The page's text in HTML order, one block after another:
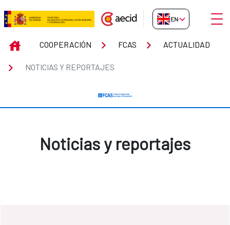
Skip to Main Content
Noticias y reportajes
EN-GB
INICIOCOOPERACIÓN FCAS ACTUALIDAD
NOTICIAS Y REPORTAJES
Noticias y reportajes